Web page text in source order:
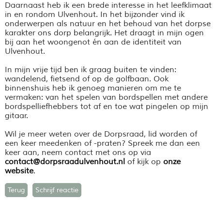
Daarnaast heb ik een brede interesse in het leefklimaat
in en rondom Ulvenhout. In het bijzonder vind ik
onderwerpen als natuur en het behoud van het dorpse
karakter ons dorp belangrijk. Het draagt in mijn ogen
bij aan het woongenot én aan de identiteit van
Ulvenhout.
In mijn vrije tijd ben ik graag buiten te vinden:
wandelend, fietsend of op de golfbaan. Ook
binnenshuis heb ik genoeg manieren om me te
vermaken: van het spelen van bordspellen met andere
bordspelliefhebbers tot af en toe wat pingelen op mijn
gitaar.
Wil je meer weten over de Dorpsraad, lid worden of
een keer meedenken of -praten? Spreek me dan een
keer aan, neem contact met ons op via
contact@dorpsraadulvenhout.nl of kijk op onze
website.
Terug Schrijf reactie